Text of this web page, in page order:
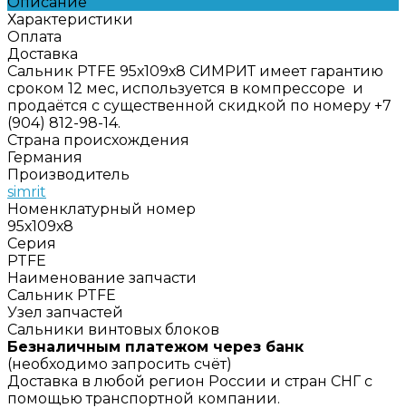
Характеристики
Оплата
Доставка
Сальник PTFE 95х109х8 СИМРИТ имеет гарантию
сроком 12 мес, используется в компрессоре и
продаётся с существенной скидкой по номеру +7
(904) 812-98-14.
Страна происхождения
Германия
Производитель
simrit
Номенклатурный номер
95х109х8
Серия
PTFE
Наименование запчасти
Сальник PTFE
Узел запчастей
Сальники винтовых блоков
Безналичным платежом через банк
(необходимо запросить счёт)
Доставка в любой регион России и стран СНГ с
помощью транспортной компании.